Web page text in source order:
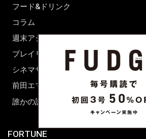
フード&ドリンク
コラム
週末アジア
プレイリスト
シネマサロン
前田エマの東京ぐるり
誰かの話
FORTUNE